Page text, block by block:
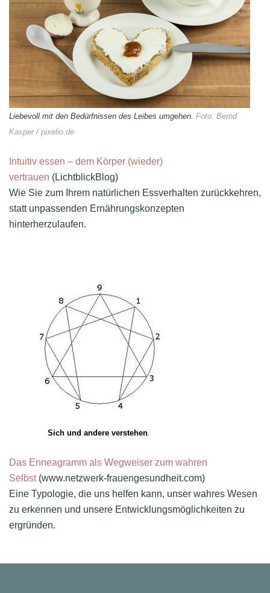
Liebevoll mit den Bedürfnissen des Leibes umgehen. Foto: Bernd
Kasper / pixelio.de
Intuitiv essen – dem Körper (wieder)
vertrauen (LichtblickBlog)
Wie Sie zum Ihrem natürlichen Essverhalten zurückkehren,
statt unpassenden Ernährungskonzepten
hinterherzulaufen.
Sich und andere verstehen.
Das Enneagramm als Wegweiser zum wahren
Selbst (www.netzwerk-frauengesundheit.com)
Eine Typologie, die uns helfen kann, unser wahres Wesen
zu erkennen und unsere Entwicklungsmöglichkeiten zu
ergründen.